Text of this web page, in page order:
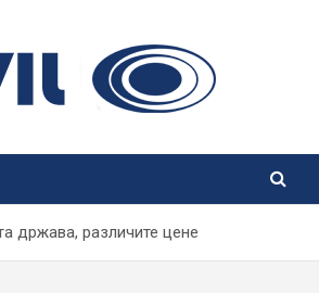
Bogatić
држава, различите цене